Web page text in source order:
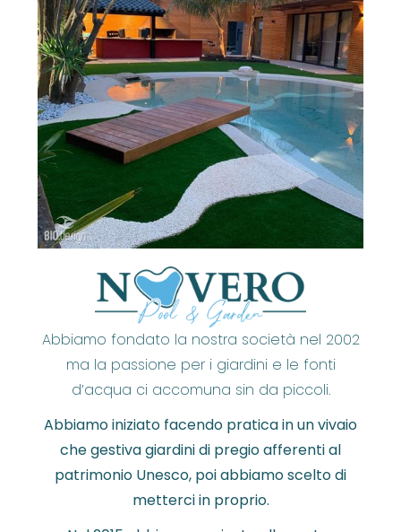
Abbiamo fondato la nostra società nel 2002
ma la passione per i giardini e le fonti
d’acqua ci accomuna sin da piccoli.
Abbiamo iniziato facendo pratica in un vivaio
che gestiva giardini di pregio afferenti al
patrimonio Unesco, poi abbiamo scelto di
metterci in proprio.